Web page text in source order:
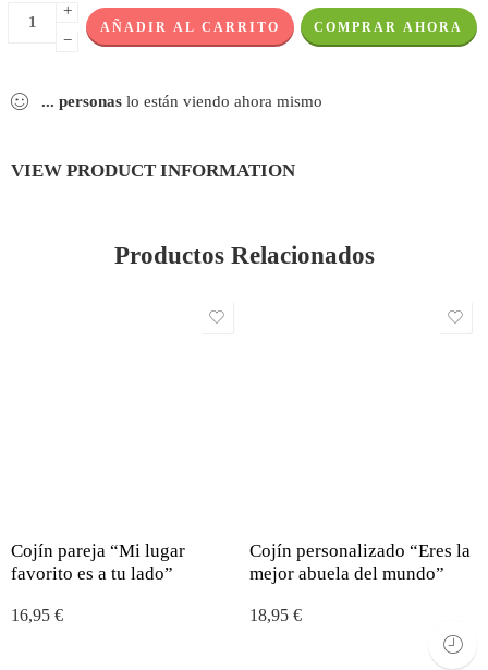
+
−
AÑADIR AL CARRITO COMPRAR AHORA
... personas lo están viendo ahora mismo
VIEW PRODUCT INFORMATION
Productos Relacionados
Cojín pareja “Mi lugar
favorito es a tu lado”
16,95 €
Cojín personalizado “Eres la
mejor abuela del mundo”
18,95 €